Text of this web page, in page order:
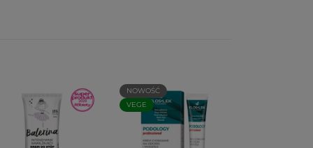
NOWOŚĆ
VEGE